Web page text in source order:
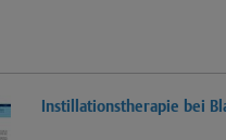
Instillationstherapie bei